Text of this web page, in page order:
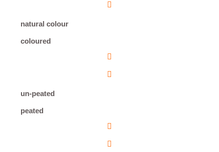
natural colour
coloured
un-peated
peated